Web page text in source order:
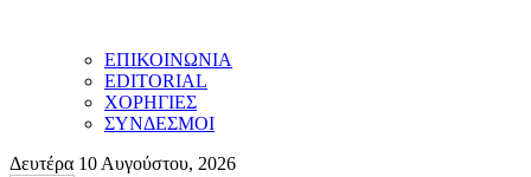
ΕΠΙΚΟΙΝΩΝΙΑ
EDITORIAL
ΧΟΡΗΓΙΕΣ
ΣΥΝΔΕΣΜΟΙ
Δευτέρα 10 Αυγούστου, 2026